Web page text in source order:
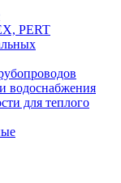
PERT
водоснабжения
для теплого